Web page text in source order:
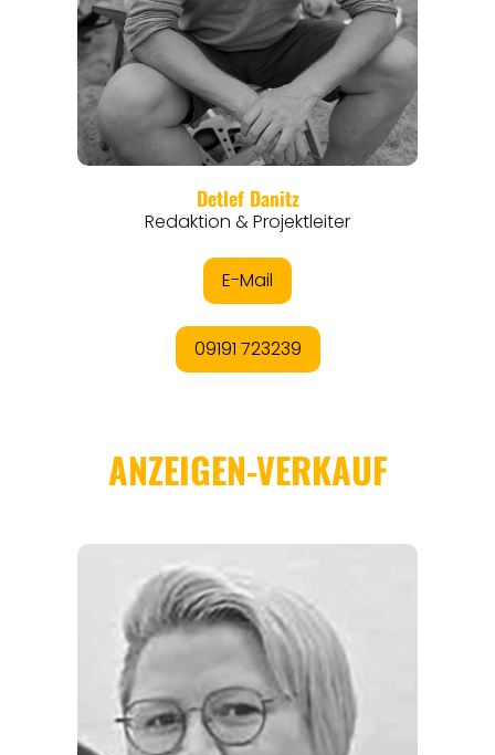
ORTE
EVENTS
REISEFÜHRER
REISEMAGAZINE